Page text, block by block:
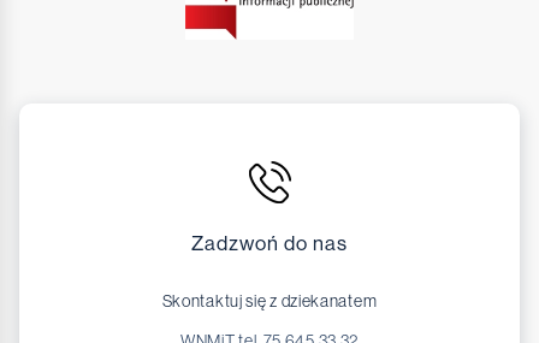
Zadzwoń do nas
Skontaktuj się z dziekanatem